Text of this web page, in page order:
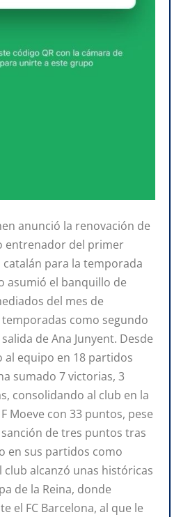
anunció la renovación de
entrenador del primer
para la temporada
asumió el banquillo de
del mes de
como segundo
de Ana Junyent. Desde
al equipo en 18 partidos
sumado 7 victorias, 3
consolidando al club en la
Moeve con 33 puntos, pese
de tres puntos tras
en sus partidos como
club alcanzó unas históricas
de la Reina, donde
el FC Barcelona, al que le